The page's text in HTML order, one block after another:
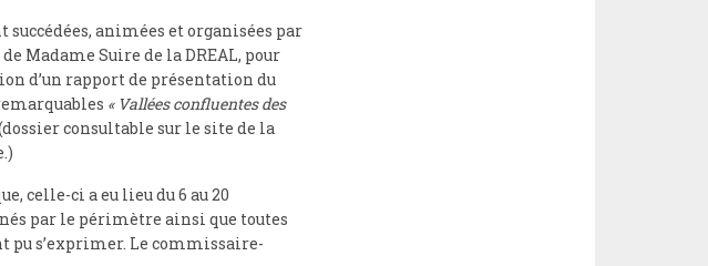
animées et organisées par
Madame Suire de la DREAL, pour
d’un rapport de présentation du
« Vallées confluentes des
consultable sur le site de la
celle-ci a eu lieu du 6 au 20
par le périmètre ainsi que toutes
pu s’exprimer. Le commissaire-